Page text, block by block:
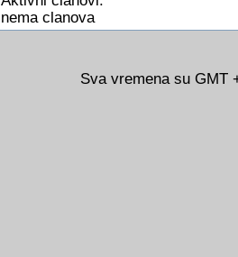
nema clanova
Sva vremena su GMT